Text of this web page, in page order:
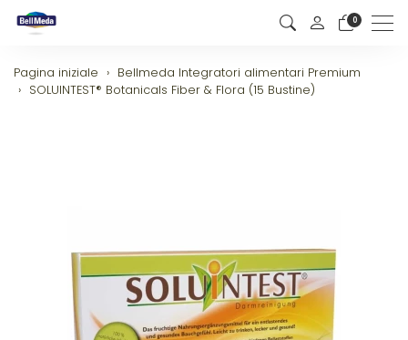
0
Pagina iniziale
Bellmeda Integratori alimentari Premium
SOLUINTEST® Botanicals Fiber & Flora (15 Bustine)